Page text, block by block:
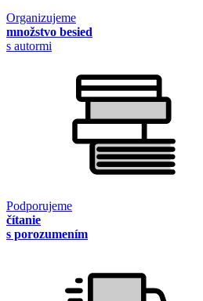
Organizujeme
množstvo besied
s autormi
Podporujeme
čítanie
s porozumením